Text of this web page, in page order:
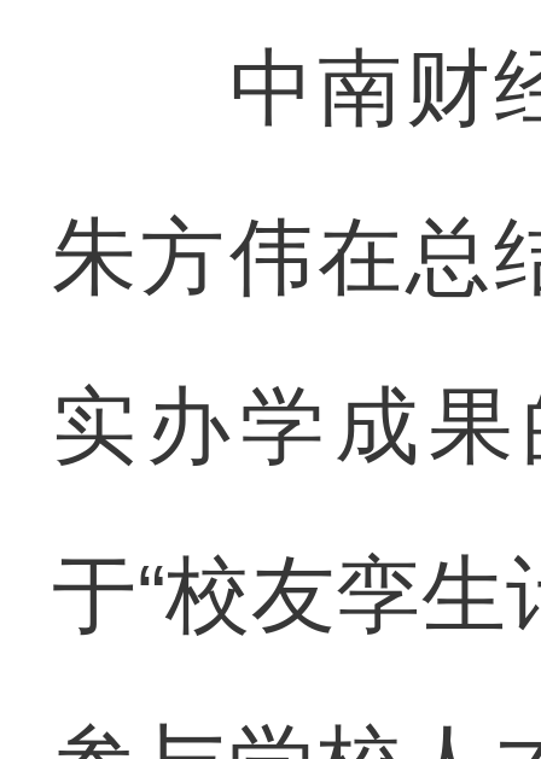
中南财经
朱方伟在总
实办学成
于“校友孪